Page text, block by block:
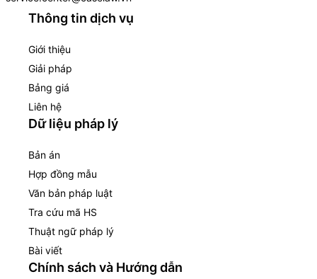
Thông tin dịch vụ
Giới thiệu
Giải pháp
Bảng giá
Liên hệ
Dữ liệu pháp lý
Bản án
Hợp đồng mẫu
Văn bản pháp luật
Tra cứu mã HS
Thuật ngữ pháp lý
Bài viết
Chính sách và Hướng dẫn